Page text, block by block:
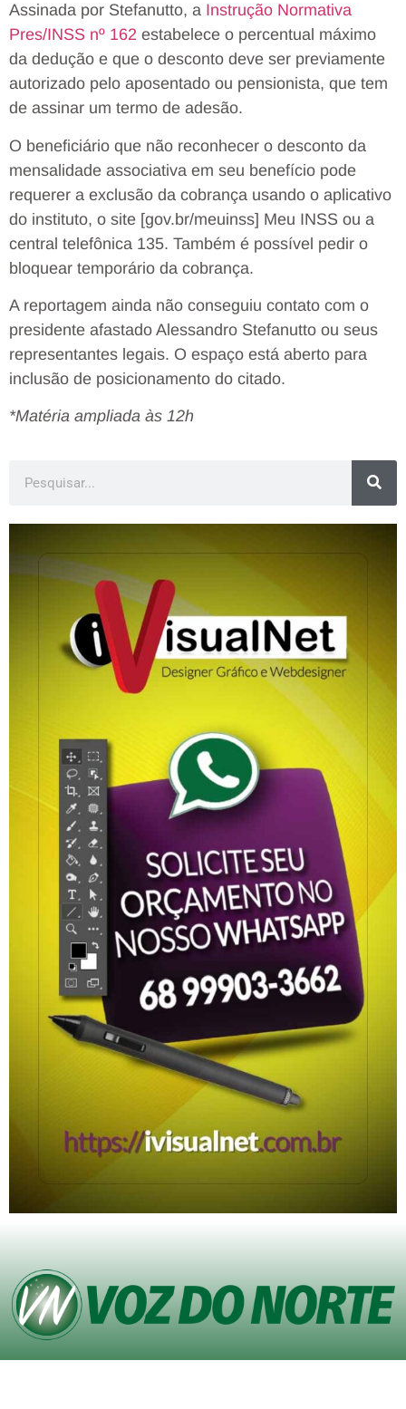
Assinada por Stefanutto, a Instrução Normativa
Pres/INSS nº 162 estabelece o percentual máximo
da dedução e que o desconto deve ser previamente
autorizado pelo aposentado ou pensionista, que tem
de assinar um termo de adesão.
O beneficiário que não reconhecer o desconto da
mensalidade associativa em seu benefício pode
requerer a exclusão da cobrança usando o aplicativo
do instituto, o site [gov.br/meuinss] Meu INSS ou a
central telefônica 135. Também é possível pedir o
bloquear temporário da cobrança.
A reportagem ainda não conseguiu contato com o
presidente afastado Alessandro Stefanutto ou seus
representantes legais. O espaço está aberto para
inclusão de posicionamento do citado.
*Matéria ampliada às 12h